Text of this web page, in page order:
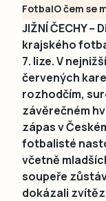
FotbalO čem se
JIŽNÍ ČECHY
krajského
7. lize. V
červených
rozhodčím,
závěrečném
zápas v
fotbalisté
včetně
soupeře
dokázali